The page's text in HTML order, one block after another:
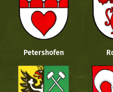
Petershofen